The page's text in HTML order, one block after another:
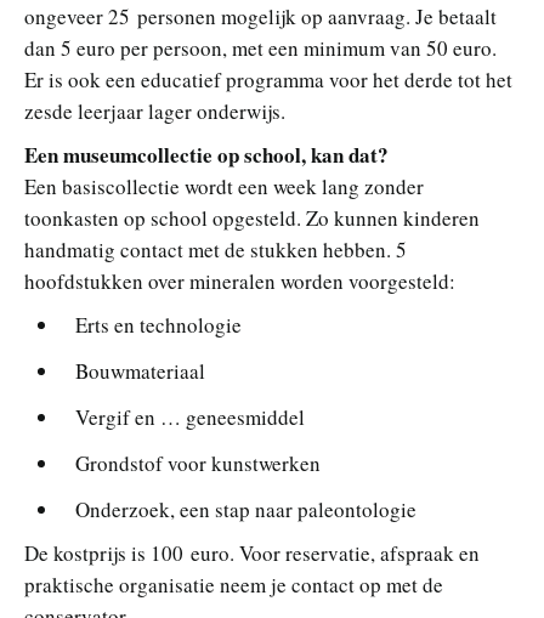
ongeveer 25 personen mogelijk op aanvraag. Je betaalt
dan 5 euro per persoon, met een minimum van 50 euro.
Er is ook een educatief programma voor het derde tot het
zesde leerjaar lager onderwijs.
Een museumcollectie op school, kan dat?
Een basiscollectie wordt een week lang zonder
toonkasten op school opgesteld. Zo kunnen kinderen
handmatig contact met de stukken hebben. 5
hoofdstukken over mineralen worden voorgesteld:
Erts en technologie
Bouwmateriaal
Vergif en … geneesmiddel
Grondstof voor kunstwerken
Onderzoek, een stap naar paleontologie
De kostprijs is 100 euro. Voor reservatie, afspraak en
praktische organisatie neem je contact op met de